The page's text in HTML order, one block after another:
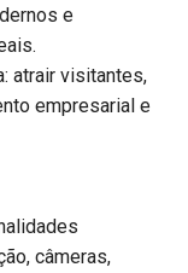
e
atrair visitantes,
empresarial e
câmeras,